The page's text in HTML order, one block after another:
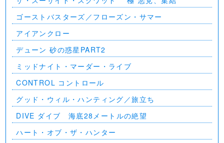
ゴーストバスターズ／フローズン・サマー
アイアンクロー
デューン 砂の惑星PART2
ミッドナイト・マーダー・ライブ
CONTROL コントロール
グッド・ウィル・ハンティング／旅立ち
DIVE ダイブ 海底28メートルの絶望
ハート・オブ・ザ・ハンター